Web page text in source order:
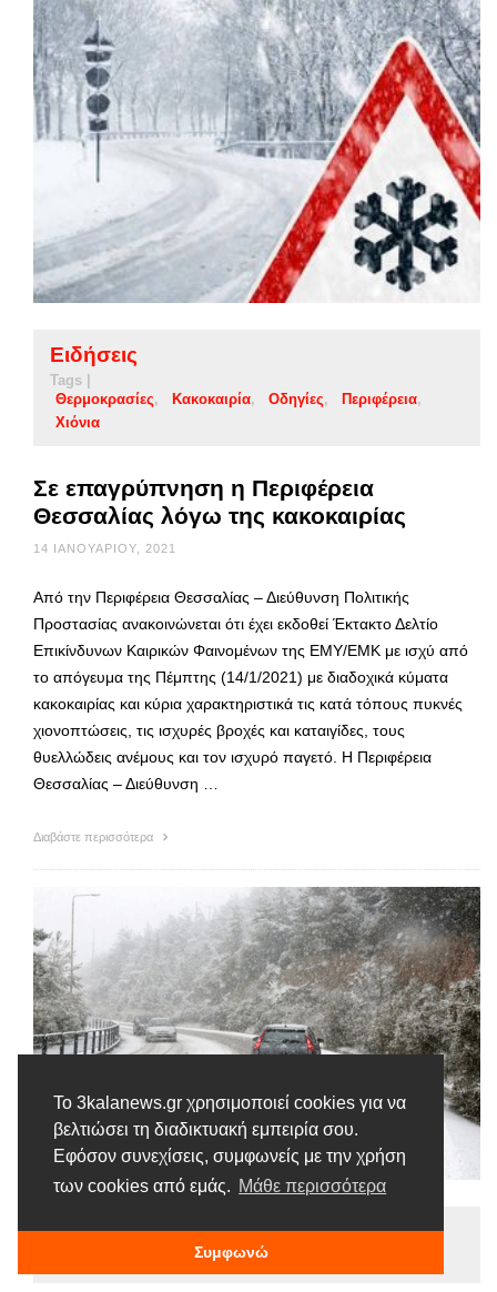
Το 3kalanews.gr χρησιμοποιεί cookies για να
βελτιώσει τη διαδικτυακή εμπειρία σου.
Εφόσον συνεχίσεις, συμφωνείς με την χρήση
των cookies από εμάς. Μάθε περισσότερα
Συμφωνώ
Ειδήσεις
Tags |
Θερμοκρασίες
Κακοκαιρία Οδηγίες
Περιφέρεια
Χιόνια
Σε επαγρύπνηση η Περιφέρεια
Θεσσαλίας λόγω της κακοκαιρίας
14 ΙΑΝΟΥΑΡΊΟΥ, 2021
Από την Περιφέρεια Θεσσαλίας – Διεύθυνση Πολιτικής
Προστασίας ανακοινώνεται ότι έχει εκδοθεί Έκτακτο Δελτίο
Επικίνδυνων Καιρικών Φαινομένων της ΕΜΥ/ΕΜΚ με ισχύ από
το απόγευμα της Πέμπτης (14/1/2021) με διαδοχικά κύματα
κακοκαιρίας και κύρια χαρακτηριστικά τις κατά τόπους πυκνές
χιονοπτώσεις, τις ισχυρές βροχές και καταιγίδες, τους
θυελλώδεις ανέμους και τον ισχυρό παγετό. Η Περιφέρεια
Θεσσαλίας – Διεύθυνση …
Διαβάστε περισσότερα
Ειδήσεις
Κακοκαιρία Χιόνια